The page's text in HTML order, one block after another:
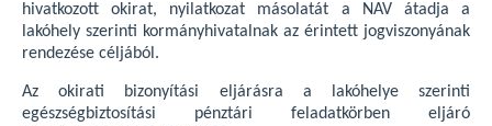
hivatkozott okirat, nyilatkozat másolatát a NAV átadja a
lakóhely szerinti kormányhivatalnak az érintett jogviszonyának
rendezése céljából.
Az okirati bizonyítási eljárásra a lakóhelye szerinti
egészségbiztosítási pénztári feladatkörben eljáró